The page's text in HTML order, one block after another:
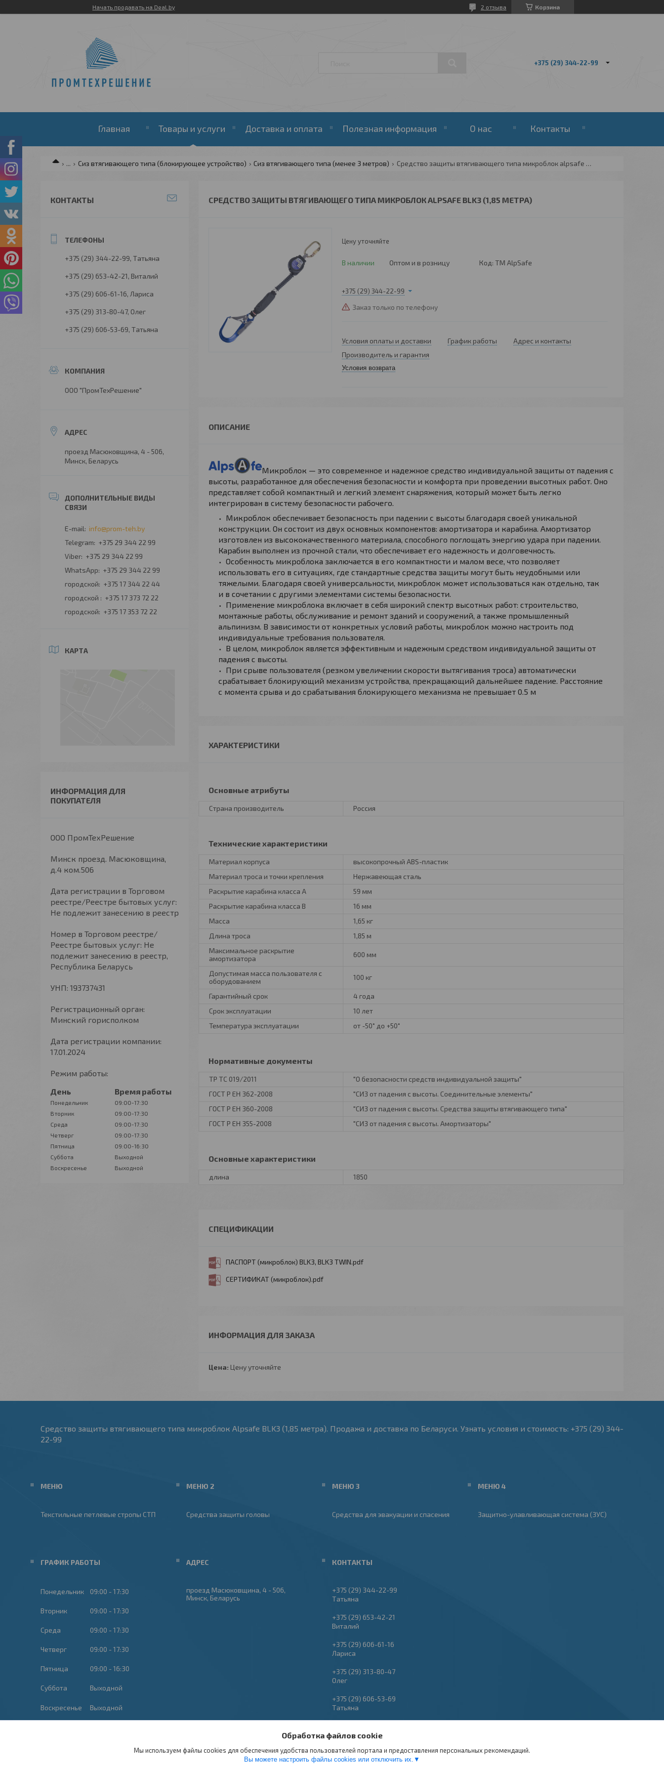
Начать продавать на Deal.by Корзина
2 отзыва
+375 (29) 344-22-99
Главная Товары и услуги Доставка и оплата Полезная информация О нас Контакты
... Сиз втягивающего типа (блокирующее устройство) Сиз втягивающего типа (менее 3 метров) Средство защиты втягивающего типа микроблок alpsafe blk3 (1,85 метра)
СРЕДСТВО ЗАЩИТЫ ВТЯГИВАЮЩЕГО ТИПА МИКРОБЛОК ALPSAFE BLK3 (1,85 МЕТРА)
Цену уточняйте
В наличии Оптом и в розницу Код: ТМ AlpSafe
+375 (29) 344-22-99
Заказ только по телефону
Условия оплаты и доставки График работы
Адрес и контакты
Производитель и гарантия
Условия возврата
Микроблок — это современное и надежное средство индивидуальной защиты от падения с
высоты, разработанное для обеспечения безопасности и комфорта при проведении высотных работ. Оно
представляет собой компактный и легкий элемент снаряжения, который может быть легко
интегрирован в систему безопасности рабочего.
Микроблок обеспечивает безопасность при падении с высоты благодаря своей уникальной
конструкции. Он состоит из двух основных компонентов: амортизатора и карабина. Амортизатор
изготовлен из высококачественного материала, способного поглощать энергию удара при падении.
Карабин выполнен из прочной стали, что обеспечивает его надежность и долговечность.
Особенность микроблока заключается в его компактности и малом весе, что позволяет
использовать его в ситуациях, где стандартные средства защиты могут быть неудобными или
тяжелыми. Благодаря своей универсальности, микроблок может использоваться как отдельно, так
и в сочетании с другими элементами системы безопасности.
Применение микроблока включает в себя широкий спектр высотных работ: строительство,
монтажные работы, обслуживание и ремонт зданий и сооружений, а также промышленный
альпинизм. В зависимости от конкретных условий работы, микроблок можно настроить под
индивидуальные требования пользователя.
В целом, микроблок является эффективным и надежным средством индивидуальной защиты от
падения с высоты.
При срыве пользователя (резком увеличении скорости вытягивания троса) автоматически
срабатывает блокирующий механизм устройства, прекращающий дальнейшее падение. Расстояние
с момента срыва и до срабатывания блокирующего механизма не превышает 0.5 м
ХАРАКТЕРИСТИКИ
Основные атрибуты
Страна производитель Россия
Технические характеристики
Материал корпуса
высокопрочный ABS-пластик
Материал троса и точки крепления
Нержавеющая сталь
Раскрытие карабина класса А
59 мм
Раскрытие карабина класса В
16 мм
Масса
1,65 кг
Длина троса
1,85 м
Максимальное раскрытие
амортизатора
600 мм
Допустимая масса пользователя с
оборудованием
100 кг
Гарантийный срок
4 года
Срок эксплуатации
10 лет
Температура эксплуатации
от -50˚ до +50˚
Нормативные документы
ТР ТС 019/2011
"О безопасности средств индивидуальной защиты"
ГОСТ Р ЕН 362-2008
"СИЗ от падения с высоты. Соединительные элементы"
ГОСТ Р ЕН 360-2008
"СИЗ от падения с высоты. Средства защиты втягивающего типа"
ГОСТ Р ЕН 355-2008
"СИЗ от падения с высоты. Амортизаторы"
Основные характеристики
длина 1850
СПЕЦИФИКАЦИИ
ПАСПОРТ (микроблок) BLK3, BLK3 TWIN.pdf
СЕРТИФИКАТ (микроблок).pdf
ИНФОРМАЦИЯ ДЛЯ ЗАКАЗА
Цена: Цену уточняйте
КОНТАКТЫ
+375 (29) 344-22-99 Татьяна
+375 (29) 653-42-21 Виталий
+375 (29) 606-61-16 Лариса
+375 (29) 313-80-47 Олег
+375 (29) 606-53-69 Татьяна
ООО "ПромТехРешение"
проезд Масюковщина, 4 - 506,
Минск, Беларусь
info@prom-teh.by
+375 29 344 22 99
+375 29 344 22 99
+375 29 344 22 99
городской
+375 17 344 22 44
городской
+375 17 373 72 22
городской
+375 17 353 72 22
КАРТА
ИНФОРМАЦИЯ ДЛЯ
ПОКУПАТЕЛЯ
ООО ПромТехРешение
Минск проезд. Масюковщина,
д.4 ком.506
Дата регистрации в Торговом
реестре/Реестре бытовых услуг:
Не подлежит занесению в реестр
Номер в Торговом реестре/
Реестре бытовых услуг: Не
подлежит занесению в реестр,
Республика Беларусь
УНП: 193737431
Регистрационный орган:
Минский горисполком
Дата регистрации компании:
17.01.2024
Режим работы:
День
Время работы
Понедельник
09:00-17:30
Вторник
09:00-17:30
Среда
09:00-17:30
Четверг
09:00-17:30
Пятница
09:00-16:30
Суббота
Выходной
Воскресенье
Выходной
Средство защиты втягивающего типа микроблок Alpsafe BLK3 (1,85 метра). Продажа и доставка по Беларуси. Узнать условия и стоимость: +375 (29) 344-
22-99
МЕНЮ
Текстильные петлевые стропы СТП
МЕНЮ 2
Средства защиты головы
МЕНЮ 3
Средства для эвакуации и спасения
МЕНЮ 4
Защитно-улавливающая система (ЗУС)
ГРАФИК РАБОТЫ
Понедельник 09:00 17:30
Вторник 09:00 17:30
Среда 09:00 17:30
Четверг 09:00 17:30
Пятница 09:00 16:30
Суббота Выходной
Воскресенье Выходной
проезд Масюковщина, 4 - 506,
Минск, Беларусь
+375 (29) 344-22-99
Татьяна
+375 (29) 653-42-21
Виталий
+375 (29) 606-61-16
Лариса
+375 (29) 313-80-47
Олег
+375 (29) 606-53-69
Татьяна
Обработка файлов cookie
Мы используем файлы cookies для обеспечения удобства пользователей портала и предоставления персональных рекомендаций.
Вы можете настроить файлы cookies или отключить их.